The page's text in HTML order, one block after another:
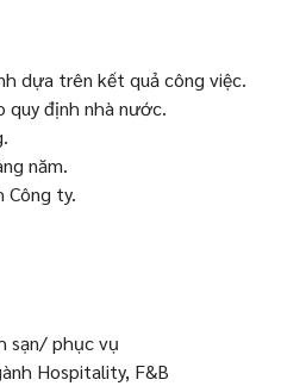
dựa trên kết quả công việc.
quy định nhà nước.
năm.
Công ty.
sạn/ phục vụ
Hospitality, F&B